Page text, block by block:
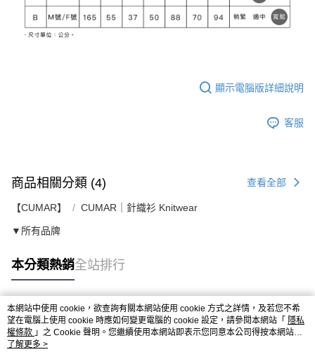
顯示電腦版詳細說明
客服
商品相關分類 (4) 查看全部
【CUMAR】 CUMAR｜針織衫 Knitwear
▼所有品牌
本分類熱銷全站排行
熱門標籤
本網站中使用 cookie，欲查詢有關本網站使用 cookie 方式之詳情，及若您不希
望在電腦上使用 cookie 時應如何變更電腦的 cookie 設定，請參閱本網站「 隱私
權條款 」之 Cookie 聲明。您繼續使用本網站即表示您同意本公司得按本網站使
用條款之 Cookie 聲明使用 cookie。
了解更多 >